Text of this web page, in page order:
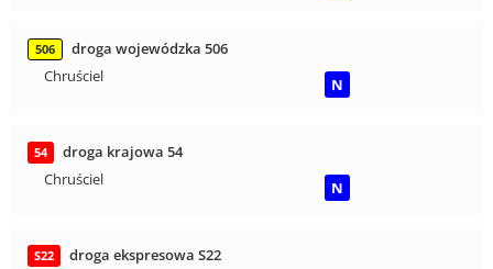
506
droga wojewódzka 506
Chruściel
N
54
droga krajowa 54
Chruściel
N
S22
droga ekspresowa S22